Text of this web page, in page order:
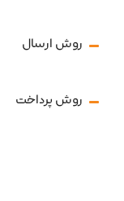
روش ارسال
روش پرداخت